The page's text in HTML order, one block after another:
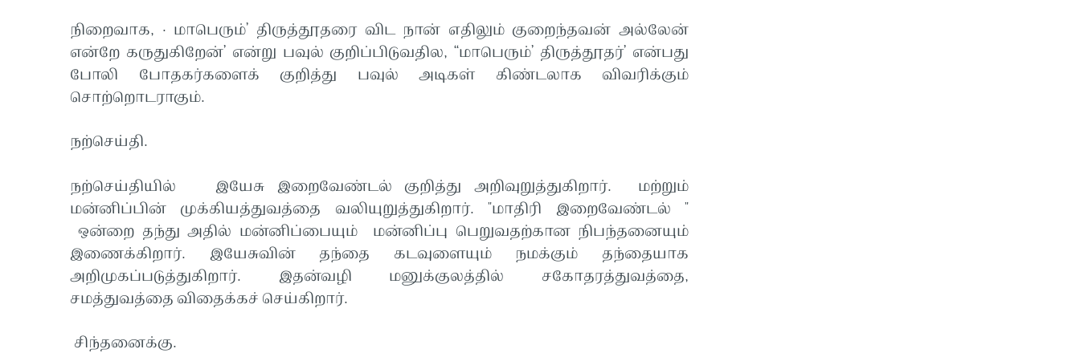
நிறைவாக, · மாபெரும்’ திருத்தூதரை விட நான் எதிலும் குறைந்தவன் அல்லேன்
என்றே கருதுகிறேன்’ என்று பவுல் குறிப்பிடுவதில, ‘‘மாபெரும்’ திருத்தூதர்’ என்பது
போலி போதகர்களைக் குறித்து பவுல் அடிகள் கிண்டலாக விவரிக்கும்
சொற்றொடராகும்.
நற்செய்தி.
நற்செய்தியில் இயேசு இறைவேண்டல் குறித்து அறிவுறுத்துகிறார். மற்றும்
மன்னிப்பின் முக்கியத்துவத்தை வலியுறுத்துகிறார். "மாதிரி இறைவேண்டல் "
ஒன்றை தந்து அதில் மன்னிப்பையும் மன்னிப்பு பெறுவதற்கான நிபந்தனையும்
இணைக்கிறார். இயேசுவின் தந்தை கடவுளையும் நமக்கும் தந்தையாக
அறிமுகப்படுத்துகிறார். இதன்வழி மனுக்குலத்தில் சகோதரத்துவத்தை,
சமத்துவத்தை விதைக்கச் செய்கிறார்.
சிந்தனைக்கு.